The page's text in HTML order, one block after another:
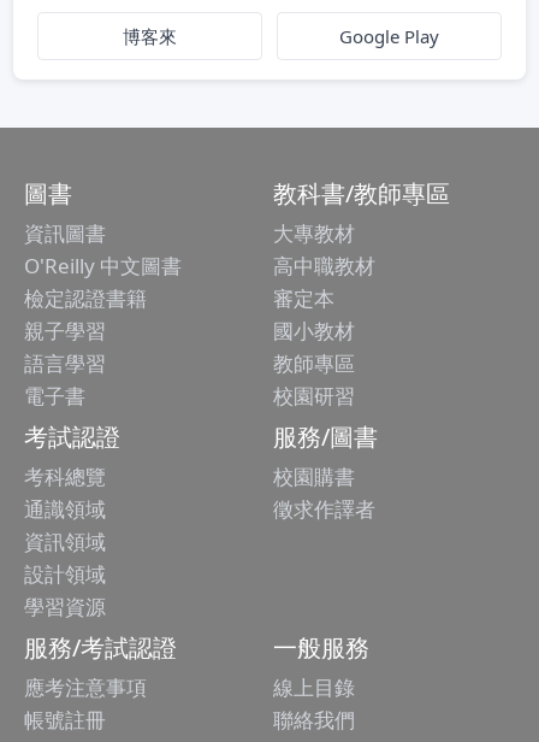
博客來 Google Play
圖書
資訊圖書
O'Reilly 中文圖書
檢定認證書籍
親子學習
語言學習
電子書
教科書/教師專區
大專教材
高中職教材
審定本
國小教材
教師專區
校園研習
考試認證
考科總覽
通識領域
資訊領域
設計領域
學習資源
服務/圖書
校園購書
徵求作譯者
服務/考試認證
應考注意事項
帳號註冊
一般服務
線上目錄
聯絡我們